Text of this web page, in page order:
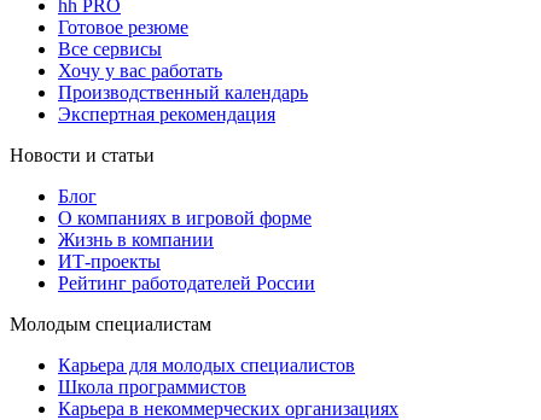
hh PRO
Готовое резюме
Все сервисы
Хочу у вас работать
Производственный календарь
Экспертная рекомендация
Новости и статьи
Блог
О компаниях в игровой форме
Жизнь в компании
ИТ-проекты
Рейтинг работодателей России
Молодым специалистам
Карьера для молодых специалистов
Школа программистов
Карьера в некоммерческих организациях